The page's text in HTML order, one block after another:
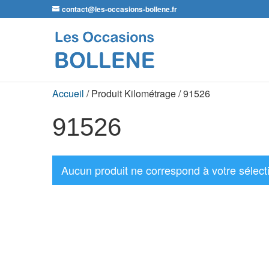
contact@les-occasions-bollene.fr
Accueil / Produit Kilométrage / 91526
91526
Aucun produit ne correspond à votre